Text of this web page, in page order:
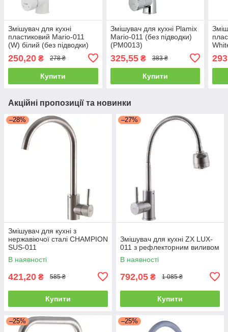
Змішувач для кухні
пластиковий Mario-011
(W) білий (без підводки)
250,20 ₴ 278 ₴
Купити
Змішувач для кухні Plamix
Mario-011 (без підводки)
(PM0013)
325,55₴ 383 ₴
Купити
Акційні пропозиції та новинки
–28%
Змішувач для кухні з
нержавіючої сталі CHAMPION
SUS-011
В наявності
421,20 ₴ 585 ₴
Купити
–27%
Змішувач для кухні ZX LUX-
011 з рефлекторним виливом
В наявності
792,05 ₴ 1 085 ₴
Купити
–25% –25%